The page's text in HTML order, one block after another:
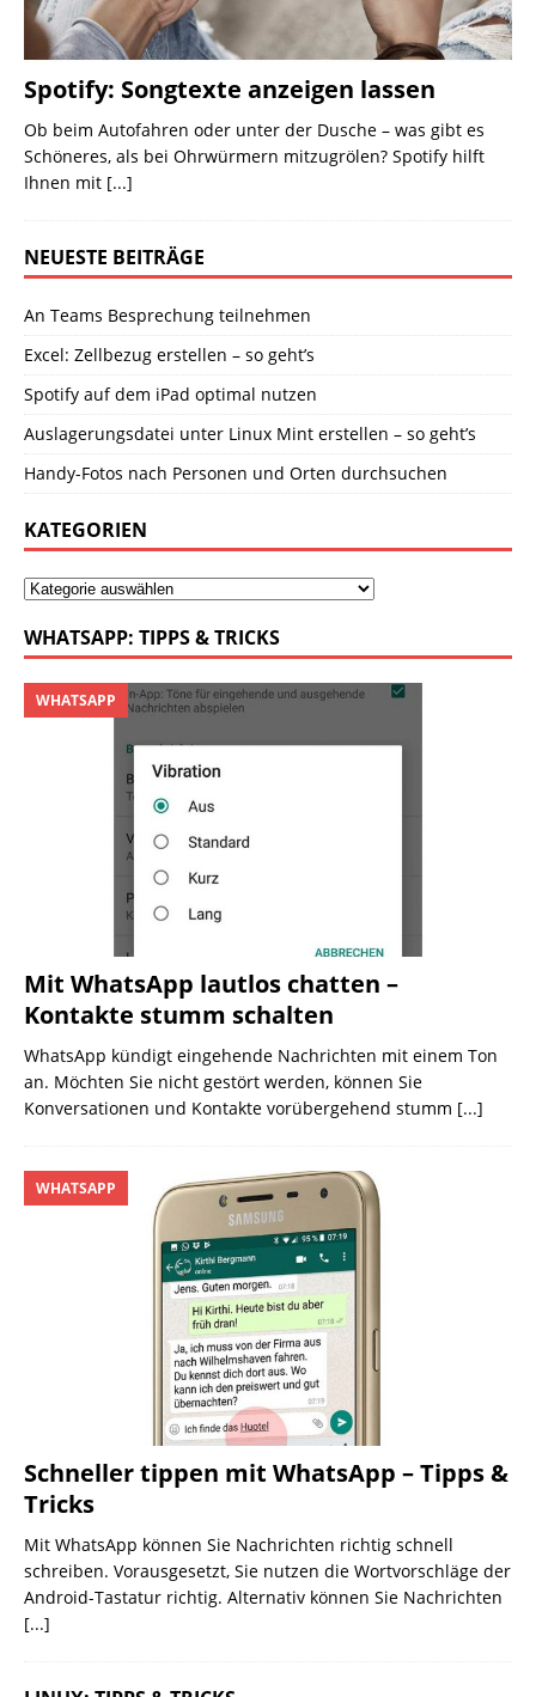
Spotify: Songtexte anzeigen lassen
Ob beim Autofahren oder unter der Dusche – was gibt es
Schöneres, als bei Ohrwürmern mitzugrölen? Spotify hilft
Ihnen mit [...]
NEUESTE BEITRÄGE
An Teams Besprechung teilnehmen
Excel: Zellbezug erstellen – so geht’s
Spotify auf dem iPad optimal nutzen
Auslagerungsdatei unter Linux Mint erstellen – so geht’s
Handy-Fotos nach Personen und Orten durchsuchen
KATEGORIEN
WHATSAPP: TIPPS & TRICKS
Mit WhatsApp lautlos chatten –
Kontakte stumm schalten
WHATSAPP
WhatsApp kündigt eingehende Nachrichten mit einem Ton
an. Möchten Sie nicht gestört werden, können Sie
Konversationen und Kontakte vorübergehend stumm [...]
Schneller tippen mit WhatsApp – Tipps &
Tricks
WHATSAPP
Mit WhatsApp können Sie Nachrichten richtig schnell
schreiben. Vorausgesetzt, Sie nutzen die Wortvorschläge der
Android-Tastatur richtig. Alternativ können Sie Nachrichten
[...]